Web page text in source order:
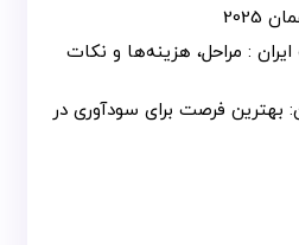
: مراحل، هزینه‌ها و نکات
بهترین فرصت برای سودآوری در